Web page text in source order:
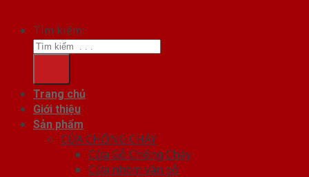
Tìm kiếm:
Trang chủ
Giới thiệu
Sản phẩm
CỬA CHỐNG CHÁY
Cửa Gỗ Chống Cháy
Cửa nhôm vân gỗ